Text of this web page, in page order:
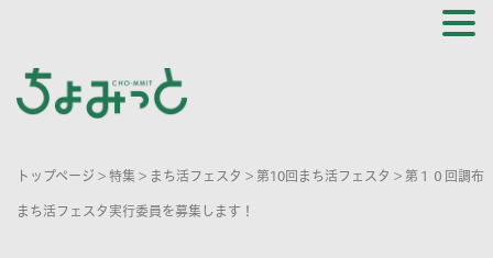
トップページ > 特集 > まち活フェスタ > 第10回まち活フェスタ > 第１０回調布
まち活フェスタ実行委員を募集します！